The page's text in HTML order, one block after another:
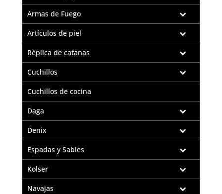
Armas de Fuego
Artículos de piel
Réplica de catanas
Cuchillos
Cuchillos de cocina
Daga
Denix
Espadas y Sables
Kolser
Navajas